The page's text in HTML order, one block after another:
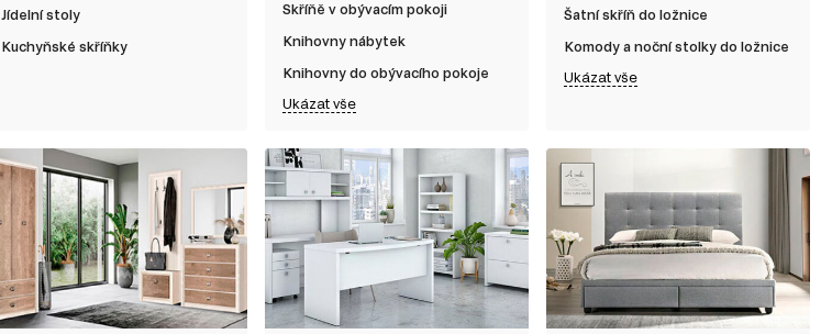
Jídelní stoly
Kuchyňské skříňky
Skříňě v obývacím pokoji
Knihovny nábytek
Knihovny do obývacího pokoje
Ukázat vše
Šatní skříň do ložnice
Komody a noční stolky do ložnice
Ukázat vše